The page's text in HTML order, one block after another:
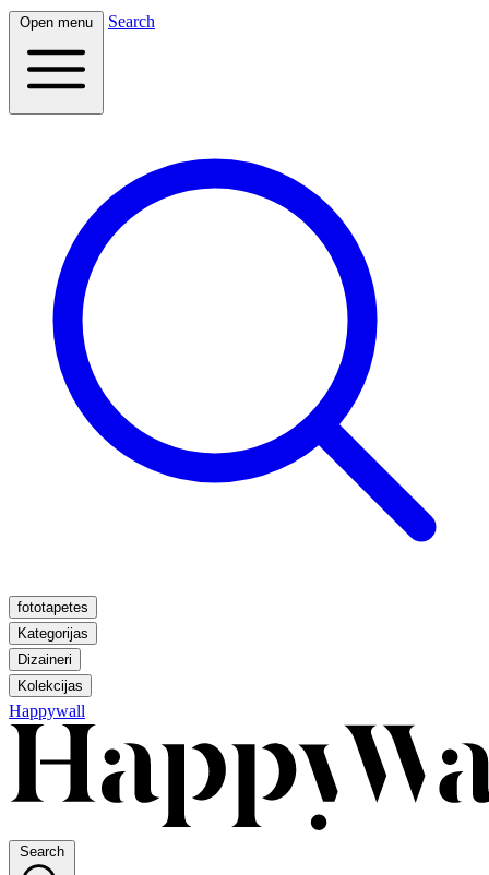
Open menu Search
fototapetes
Kategorijas
Dizaineri
Kolekcijas
Happywall
Search